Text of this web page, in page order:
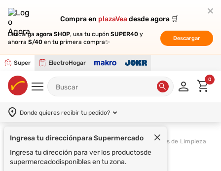
Compra en plazaVeadesde agora 🛒
Descarga agora SHOP, usa tu cupón SUPER40 y
ahorra S/40 en tu primera compra✨
Descargar
Super ElectroHogar
Compra en plazaVeadesde agora 🛒
Descarga agora SHOP, usa tu cupón SUPER40 y
ahorra S/40 en tu primera compra✨
Descargar
0
Donde quieres recibir tu pedido?
Ingresa tu direcciónpara Supermercado
Ingresa tu dirección para ver los productosde
supermercadodisponibles en tu zona.
Supermercado Limpieza Accesorios de Limpieza